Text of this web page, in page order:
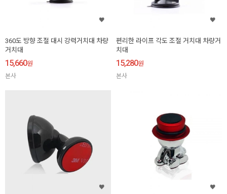
360도 방향 조절 대시 강력거치대 차량
거치대
15,660원
본사
편리한 라이프 각도 조절 거치대 차량거
치대
15,280원
본사